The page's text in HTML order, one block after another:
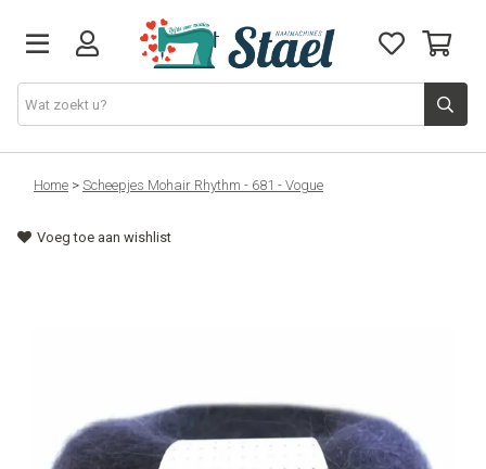
Machines
Accessoires
Naaigerief
Home > Scheepjes Mohair Rhythm - 681 - Vogue
Voeg toe aan wishlist